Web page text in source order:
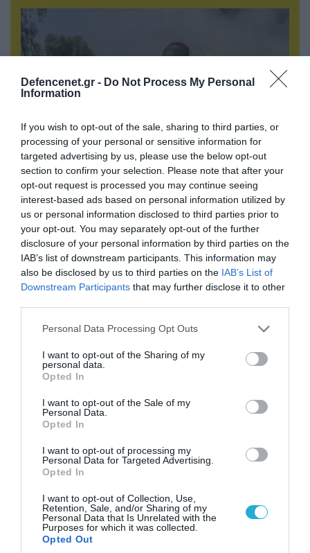
Defencenet.gr - Do Not Process My Personal
Information
If you wish to opt-out of the sale, sharing to third parties, or
processing of your personal or sensitive information for
targeted advertising by us, please use the below opt-out
section to confirm your selection. Please note that after your
opt-out request is processed you may continue seeing
interest-based ads based on personal information utilized by
us or personal information disclosed to third parties prior to
your opt-out. You may separately opt-out of the further
disclosure of your personal information by third parties on the
IAB’s list of downstream participants. This information may
also be disclosed by us to third parties on the IAB’s List of
Downstream Participants that may further disclose it to other
Please note that this website/app uses one or more Google
not limited to your visit or usage behaviour. You may click to
grant or deny consent to Google and its third-party tags to
use your data for below specified purposes in below Google
consent section.
Personal Data Processing Opt Outs
I want to opt-out of the Sharing of my
personal data.
Opted In
I want to opt-out of the Sale of my
Personal Data.
Opted In
I want to opt-out of processing my
Personal Data for Targeted Advertising.
Opted In
I want to opt-out of Collection, Use,
Retention, Sale, and/or Sharing of my
Personal Data that Is Unrelated with the
Purposes for which it was collected.
Opted Out
Αδειάζουν το Κραματόρσκ οι Ουκρανοί:
Έκτακτη εκκένωση στην πόλη μετά την
αιφνιδιαστική προώθηση των Ρώσων (βίντεο)
ΠΟΛΙΤΙΚΗ
06.08.2026 | 14:02
Αθήνα: Απομακρύνθηκαν παράνομα
αντικείμενα από κοινόχρηστους χώρους